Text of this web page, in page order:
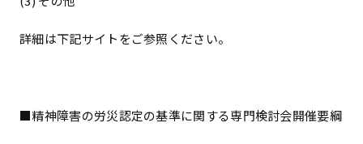
詳細は下記サイトをご参照ください。
■精神障害の労災認定の基準に関する専門検討会開催要綱